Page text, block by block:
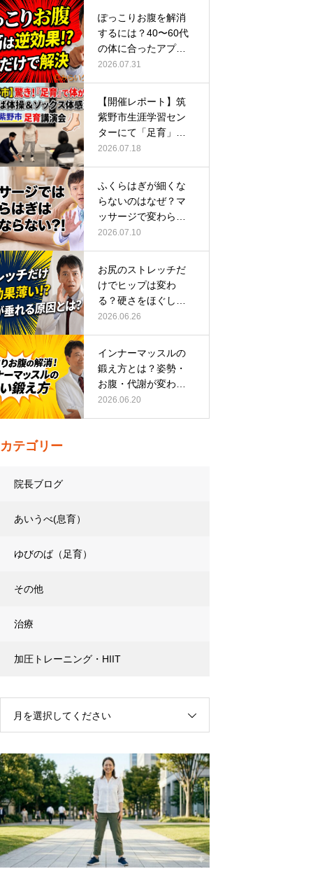
ぽっこりお腹を解消
するには？40〜60代
の体に合ったアプロ
ーチ
2026.07.31
【開催レポート】筑
紫野市生涯学習セン
ターにて「足育」講
演会に登壇し…
2026.07.18
ふくらはぎが細くな
らないのはなぜ？マ
ッサージで変わらな
い根本原因
2026.07.10
お尻のストレッチだ
けでヒップは変わ
る？硬さをほぐして
整える正しい方…
2026.06.26
インナーマッスルの
鍛え方とは？姿勢・
お腹・代謝が変わる
トレーニング…
2026.06.20
カテゴリー
院長ブログ
あいうべ(息育）
ゆびのば（足育）
その他
治療
加圧トレーニング・HIIT
月を選択してください